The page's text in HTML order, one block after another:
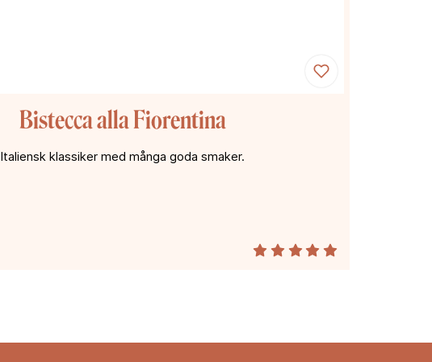
Bistecca alla Fiorentina
Italiensk klassiker med många goda smaker.